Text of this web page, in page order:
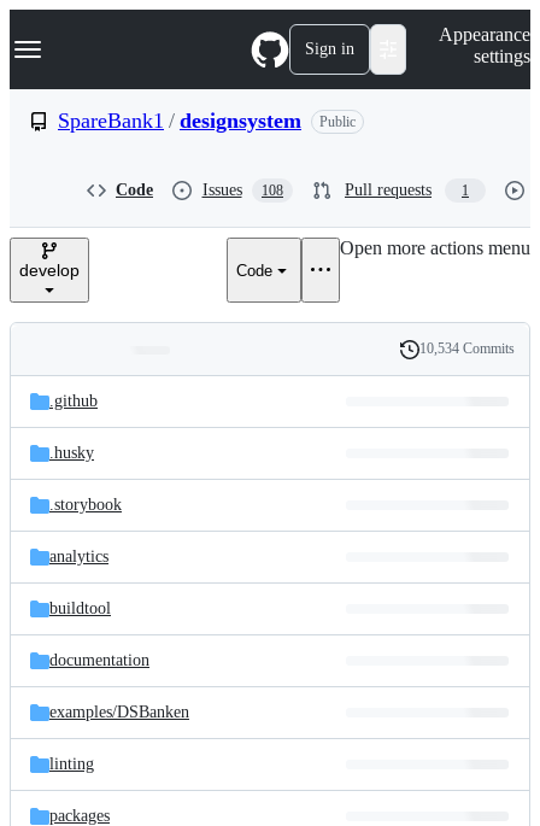
k
p
e
Navigation Menu Sign in
Appearance
settings
SpareBank1 / designsystem Public
Code Issues 108 Pull requests 1
develop Code
Open more actions menu
and
files
Latest
commit
History
10,534 Commits
.github
.husky
.storybook
analytics
buildtool
documentation
examples/DSBanken
linting
packages